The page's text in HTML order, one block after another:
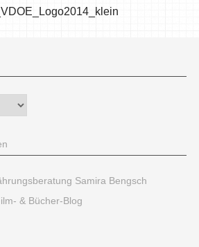
Samira Bengsch
& Bücher-Blog